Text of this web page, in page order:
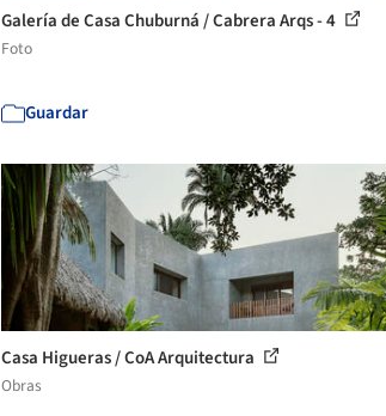
Galería de Casa Chuburná / Cabrera Arqs - 4
Foto
Guardar
Casa Higueras / CoA Arquitectura
Obras